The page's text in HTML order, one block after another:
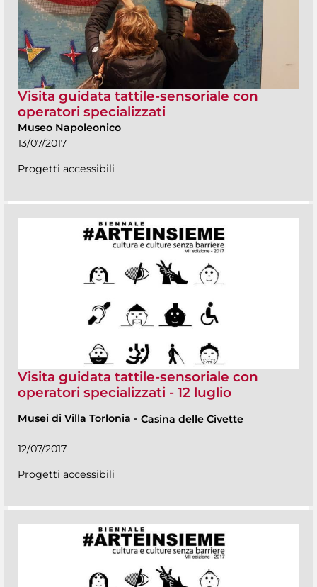
Visita guidata tattile-sensoriale con
operatori specializzati
Museo Napoleonico
13/07/2017
Progetti accessibili
Visita guidata tattile-sensoriale con
operatori specializzati - 12 luglio
Musei di Villa Torlonia - Casina delle Civette
12/07/2017
Progetti accessibili